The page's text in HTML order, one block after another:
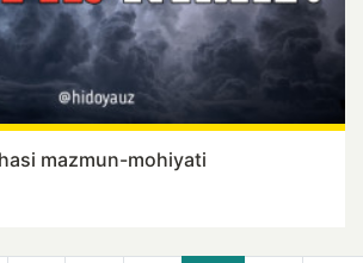
mazmun-mohiyati